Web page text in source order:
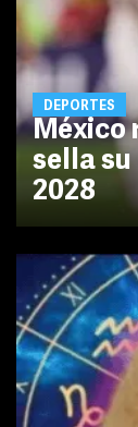
DEPORTES
México
sella
2028